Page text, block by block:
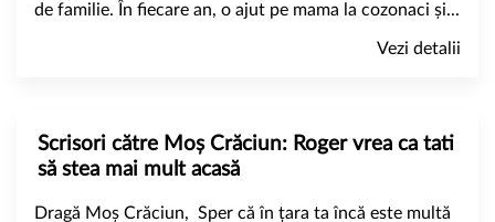
de familie. În fiecare an, o ajut pe mama la cozonaci și...
Vezi detalii
Scrisori către Moș Crăciun: Roger vrea ca tati
să stea mai mult acasă
Dragă Moș Crăciun, Sper că în țara ta încă este multă